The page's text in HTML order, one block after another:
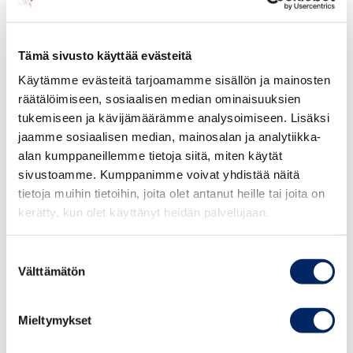
Tämä sivusto käyttää evästeitä
Käytämme evästeitä tarjoamamme sisällön ja mainosten
räätälöimiseen, sosiaalisen median ominaisuuksien
tukemiseen ja kävijämäärämme analysoimiseen. Lisäksi
jaamme sosiaalisen median, mainosalan ja analytiikka-
alan kumppaneillemme tietoja siitä, miten käytät
sivustoamme. Kumppanimme voivat yhdistää näitä
tietoja muihin tietoihin, joita olet antanut heille tai joita on
kerätty, kun olet käyttänyt heidän palvelujaan.
valinta
Välttämätön
Mieltymykset
”Haluamme Keskuskauppakamarissa olla kaikin tavoin
vaikutuksista kulkee yrityksiin, heti kun se on
olosuhteisiin nähden mahdollista. Tärkeintä on varmistaa
epävarmassa ja epävakaassa tilanteessa yritysten
ajantasainen tiedonsaanti, jotta yritykset voivat jatkaa
liiketoimintaansa mahdollisimman sujuvasti olosuhteista
huolimatta”, Toivakka sanoo.
”Suomalaiset yritykset ymmärtävät, että naapurissamme
haittavaikutuksina yritysten liiketoimintaan, ne
keinona estää Venäjän raa’at sotatoimet Euroopassa”,
Toivakka sanoo.